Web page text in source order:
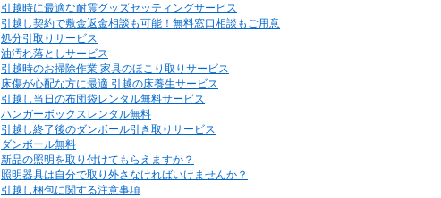
引越時に最適な耐震グッズセッティングサービス
引越し契約で敷金返金相談も可能！無料窓口相談もご用意
処分引取りサービス
油汚れ落としサービス
引越時のお掃除作業 家具のほこり取りサービス
床傷が心配な方に最適 引越の床養生サービス
引越し当日の布団袋レンタル無料サービス
ハンガーボックスレンタル無料
引越し終了後のダンボール引き取りサービス
ダンボール無料
新品の照明を取り付けてもらえますか？
照明器具は自分で取り外さなければいけませんか？
引越し梱包に関する注意事項